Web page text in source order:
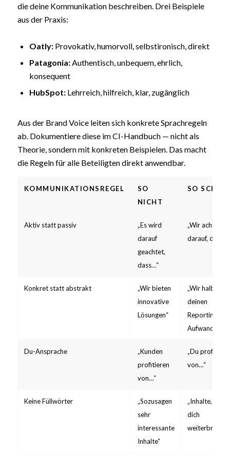
die deine Kommunikation beschreiben. Drei Beispiele
aus der Praxis:
Oatly:Provokativ, humorvoll, selbstironisch, direkt
Patagonia:Authentisch, unbequem, ehrlich,
konsequent
HubSpot:Lehrreich, hilfreich, klar, zugänglich
Aus der Brand Voice leiten sich konkrete Sprachregeln
ab. Dokumentiere diese im CI-Handbuch — nicht als
Theorie, sondern mit konkreten Beispielen. Das macht
die Regeln für alle Beteiligten direkt anwendbar.
KOMMUNIKATIONSREGEL
SO
NICHT
SO SCHON
Aktiv statt passiv
„Es wird
darauf
geachtet,
dass…“
„Wir achten
darauf, dass…“
Konkret statt abstrakt
„Wir bieten
innovative
Lösungen“
„Wir halbieren
deinen
Reporting-
Aufwand“
Du-Ansprache
„Kunden
profitieren
von…“
„Du profitierst
von…“
Keine Füllwörter
„Sozusagen
sehr
interessante
Inhalte“
„Inhalte, die
dich